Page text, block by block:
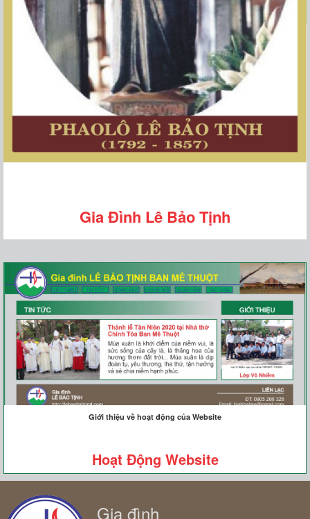
Gia Đình Lê Bảo Tịnh
Giới thiệu về hoạt động của Website
Hoạt Động Website
Gia đình